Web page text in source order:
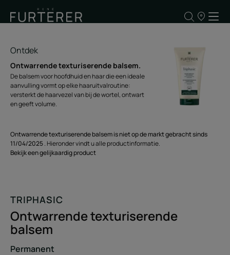
ONZE
Ontwarrende texturiserende balsem is niet op de markt gebracht sinds
11/04/2025. Hieronder vindt u alle productinformatie.
Bekijk een gelijkaardig product
Ontdek
Ontwarrende texturiserende balsem.
De balsem voor hoofdhuid en haar die een ideale
aanvulling vormt op elke haaruitvalroutine:
versterkt de haarvezel van bij de wortel, ontwart
en geeft volume.
TRIPHASIC
Ontwarrende texturiserende
balsem
Permanent